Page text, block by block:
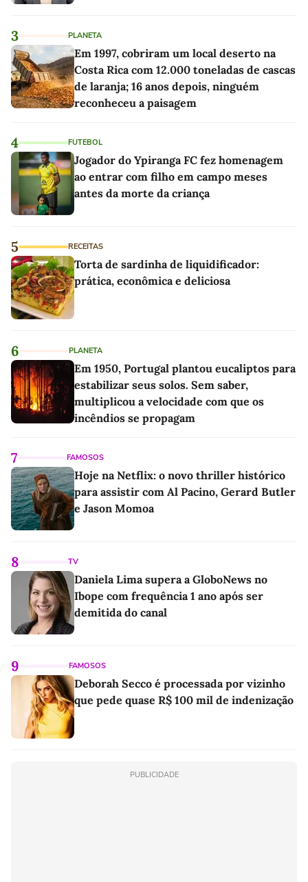
3 PLANETA
Em 1997, cobriram um local deserto na
Costa Rica com 12.000 toneladas de cascas
de laranja; 16 anos depois, ninguém
reconheceu a paisagem
4 FUTEBOL
Jogador do Ypiranga FC fez homenagem
ao entrar com filho em campo meses
antes da morte da criança
5 RECEITAS
Torta de sardinha de liquidificador:
prática, econômica e deliciosa
6 PLANETA
Em 1950, Portugal plantou eucaliptos para
estabilizar seus solos. Sem saber,
multiplicou a velocidade com que os
incêndios se propagam
7 FAMOSOS
Hoje na Netflix: o novo thriller histórico
para assistir com Al Pacino, Gerard Butler
e Jason Momoa
8 TV
Daniela Lima supera a GloboNews no
Ibope com frequência 1 ano após ser
demitida do canal
9 FAMOSOS
Deborah Secco é processada por vizinho
que pede quase R$ 100 mil de indenização
PUBLICIDADE